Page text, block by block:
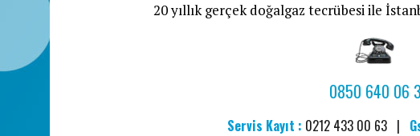
20 yıllık gerçek doğalgaz tecrübesi ile
0850 640 06
Servis Kayıt : 0212 433 00 63 |